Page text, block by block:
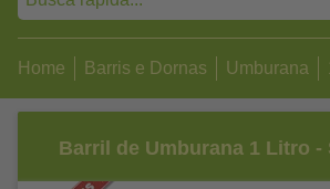
Home Barris e Dornas Umburana
Barril de Umburana 1 Litro -